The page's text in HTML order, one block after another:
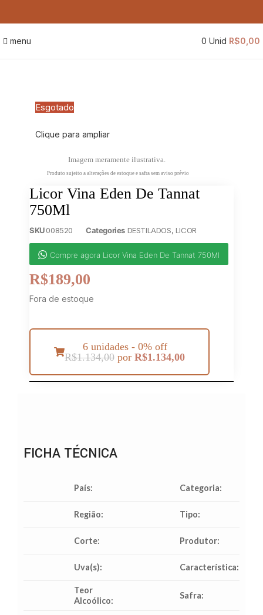
menu 0 Unid R$0,00
Esgotado
Clique para ampliar
Imagem meramente ilustrativa.
Produto sujeito a alterações de estoque e safra sem aviso prévio
Licor Vina Eden De Tannat
750Ml
SKU008520 Categories DESTILADOS, LICOR
Compre agora Licor Vina Eden De Tannat 750Ml
R$189,00
Fora de estoque
6 unidades - 0% off
R$1.134,00 por R$1.134,00
FICHA TÉCNICA
País: Categoria:
Região: Tipo:
Corte: Produtor:
Uva(s): Característica:
Teor
Alcoólico:
Safra: